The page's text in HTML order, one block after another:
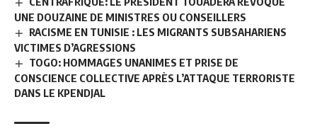
UNE DOUZAINE DE MINISTRES OU CONSEILLERS
RACISME EN TUNISIE : LES MIGRANTS SUBSAHARIENS
VICTIMES D’AGRESSIONS
TOGO: HOMMAGES UNANIMES ET PRISE DE
CONSCIENCE COLLECTIVE APRÈS L’ATTAQUE TERRORISTE
DANS LE KPENDJAL